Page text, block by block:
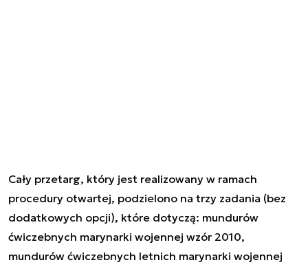
Cały przetarg, który jest realizowany w ramach
procedury otwartej, podzielono na trzy zadania (bez
dodatkowych opcji), które dotyczą: mundurów
ćwiczebnych marynarki wojennej wzór 2010,
mundurów ćwiczebnych letnich marynarki wojennej